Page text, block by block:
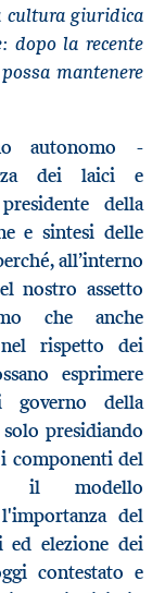
cultura giuridica
dopo la recente
mantenere
autonomo -
dei laici e
della
e sintesi delle
all’interno
nostro assetto
che anche
nel rispetto dei
esprimere
governo della
presidiando
componenti del
il modello
del
ed elezione dei
contestato e